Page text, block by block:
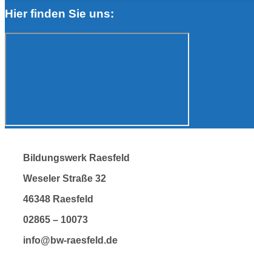
Hier finden Sie uns:
Bildungswerk Raesfeld
Weseler Straße 32
46348 Raesfeld
02865 – 10073
info@bw-raesfeld.de